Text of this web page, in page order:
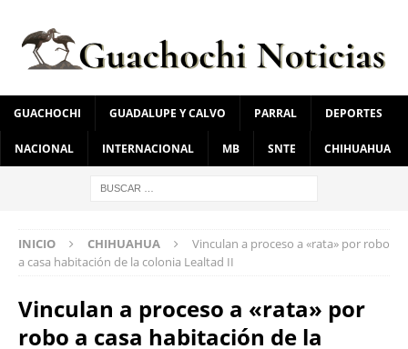
GUACHOCHI GUADALUPE Y CALVO PARRAL DEPORTES
NACIONAL INTERNACIONAL MB SNTE CHIHUAHUA
INICIO CHIHUAHUA
Vinculan a proceso a «rata» por robo
a casa habitación de la colonia Lealtad II
Vinculan a proceso a «rata» por
robo a casa habitación de la